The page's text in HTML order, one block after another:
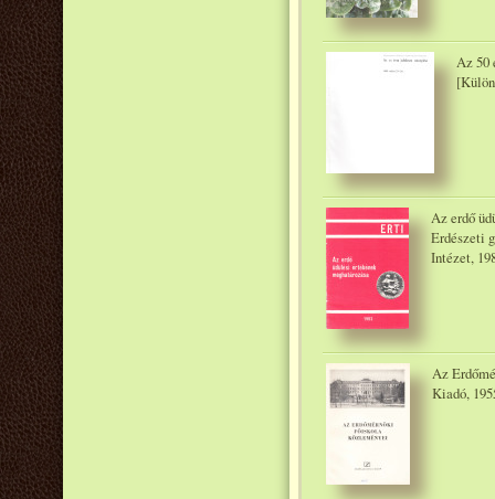
Az 50
Az erdő
Erdészeti
Intézet,
Az
Kiadó,